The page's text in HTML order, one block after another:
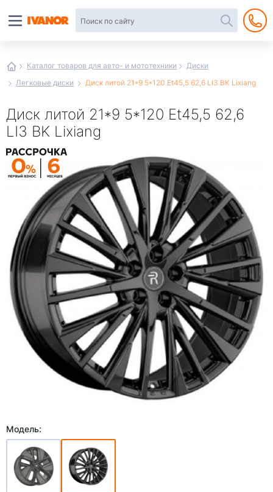
Каталог товаров для авто- и мототехники
Диски
Легковые диски
Диск литой 21*9 5*120 Et45,5 62,6 LI3 BK Lixiang
Диск литой 21*9 5*120 Et45,5 62,6
LI3 BK Lixiang
Модель:
интернет-